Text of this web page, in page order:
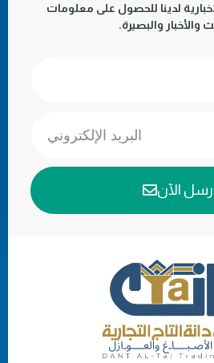
لدينا للحصول على معلومات
والأخبار والبصيرة.
الآن